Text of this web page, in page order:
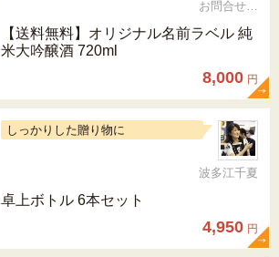
お問合せ 092-321-1597
【送料無料】オリジナル名前ラベル 純
米大吟醸酒 720ml
8,000 円
しっかりした贈り物に
波多江千夏
卓上ボトル 6本セット
4,950 円